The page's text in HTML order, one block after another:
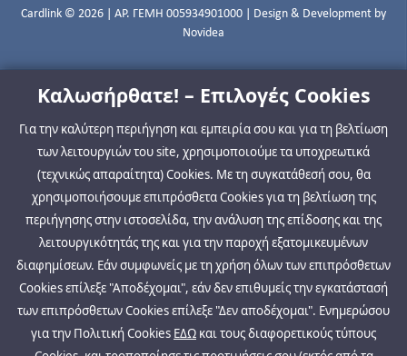
Καλωσήρθατε! – Επιλογές Cookies
Για την καλύτερη περιήγηση και εμπειρία σου και για τη βελτίωση
των λειτουργιών του site, χρησιμοποιούμε τα υποχρεωτικά
(τεχνικώς απαραίτητα) Cookies. Με τη συγκατάθεσή σου, θα
χρησιμοποιήσουμε επιπρόσθετα Cookies για τη βελτίωση της
περιήγησης στην ιστοσελίδα, την ανάλυση της επίδοσης και της
λειτουργικότητάς της και για την παροχή εξατομικευμένων
διαφημίσεων. Εάν συμφωνείς με τη χρήση όλων των επιπρόσθετων
Cookies επίλεξε "Αποδέχομαι", εάν δεν επιθυμείς την εγκατάστασή
των επιπρόσθετων Cookies επίλεξε "Δεν αποδέχομαι". Ενημερώσου
για την Πολιτική Cookies ΕΔΩ και τους διαφορετικούς τύπους
Cardlink © 2026 | ΑΡ. ΓΕΜΗ 005934901000 | Design & Development by
Novidea